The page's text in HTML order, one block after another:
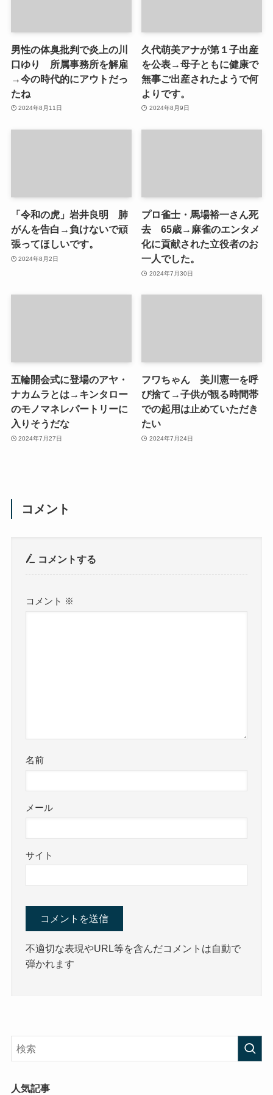
男性の体臭批判で炎上の川
口ゆり 所属事務所を解雇
→今の時代的にアウトだっ
たね
2024年8月11日
久代萌美アナが第１子出産
を公表→母子ともに健康で
無事ご出産されたようで何
よりです。
2024年8月9日
「令和の虎」岩井良明 肺
がんを告白→負けないで頑
張ってほしいです。
2024年8月2日
プロ雀士・馬場裕一さん死
去 65歳→麻雀のエンタメ
化に貢献された立役者のお
一人でした。
2024年7月30日
五輪開会式に登場のアヤ・
ナカムラとは→キンタロー
のモノマネレパートリーに
入りそうだな
2024年7月27日
フワちゃん 美川憲一を呼
び捨て→子供が観る時間帯
での起用は止めていただき
たい
2024年7月24日
コメント
コメントする
コメント ※
名前
メール
サイト
不適切な表現やURL等を含んだコメントは自動で
弾かれます
人気記事